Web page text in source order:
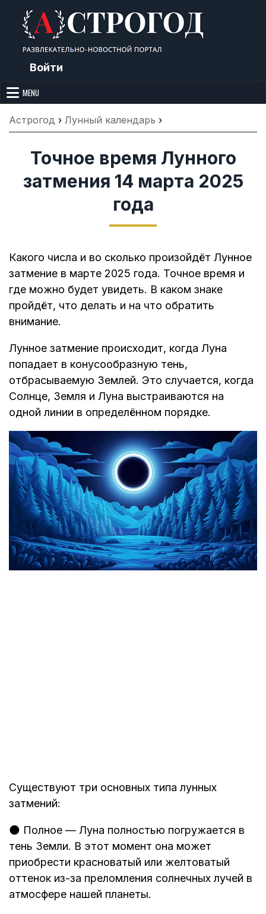
content
Войти
Астрогод: Праздники сегодня,
Лунный календарь, Приметы,
Что нельзя делать, Гороскопы и
Сонник
приметы, точный гороскоп и толкование снов. Читайте, что можно и
MENU
Астрогод › Лунный календарь ›
Точное время Лунного
затмения 14 марта 2025
года
Какого числа и во сколько произойдёт Лунное
затмение в марте 2025 года. Точное время и
где можно будет увидеть. В каком знаке
пройдёт, что делать и на что обратить
внимание.
Лунное затмение происходит, когда Луна
попадает в конусообразную тень,
отбрасываемую Землей. Это случается, когда
Солнце, Земля и Луна выстраиваются на
одной линии в определённом порядке.
Существуют три основных типа лунных
затмений:
🌑 Полное — Луна полностью погружается в
тень Земли. В этот момент она может
приобрести красноватый или желтоватый
оттенок из-за преломления солнечных лучей в
атмосфере нашей планеты.